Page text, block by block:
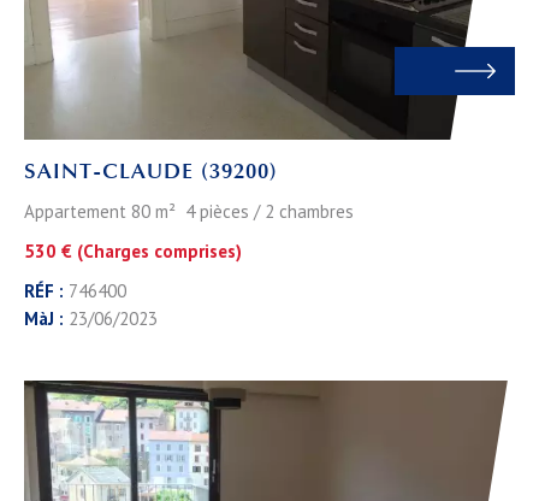
SAINT-CLAUDE (39200)
Appartement 80 m² 4 pièces / 2 chambres
530 € (Charges comprises)
RÉF : 746400
MàJ : 23/06/2023